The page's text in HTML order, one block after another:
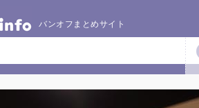
バンオフまとめサイト